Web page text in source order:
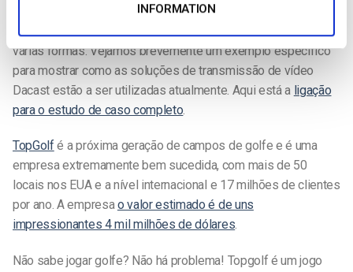
INFORMATION
Como já referimos, as empresas utilizam o vídeo em linha de
várias formas. Vejamos brevemente um exemplo específico
para mostrar como as soluções de transmissão de vídeo
Dacast estão a ser utilizadas atualmente. Aqui está a ligação
para o estudo de caso completo.
TopGolf é a próxima geração de campos de golfe e é uma
empresa extremamente bem sucedida, com mais de 50
locais nos EUA e a nível internacional e 17 milhões de clientes
por ano. A empresao valor estimado é de uns
impressionantes 4 mil milhões de dólares.
Não sabe jogar golfe? Não há problema! Topgolf é um jogo